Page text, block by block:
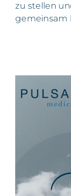
zu stellen
gemeinsam